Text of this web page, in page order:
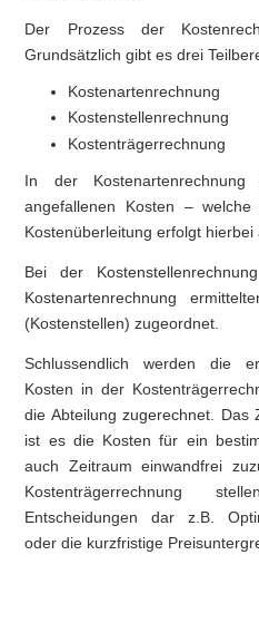
Der Prozess der
Grundsätzlich gibt es drei
Kostenartenrechnung
Kostenstellenrechnung
Kostenträgerrechnung
In der
angefallenen Kosten –
Kostenüberleitung erfolgt hierbei
Bei der
Kostenartenrechnung
(Kostenstellen) zugeordnet.
Schlussendlich werden die
Kosten in der
die Abteilung zugerechnet. Das
ist es die Kosten für ein
auch Zeitraum einwandfrei
Kostenträgerrechnung
Entscheidungen dar z.B.
oder die kurzfristige